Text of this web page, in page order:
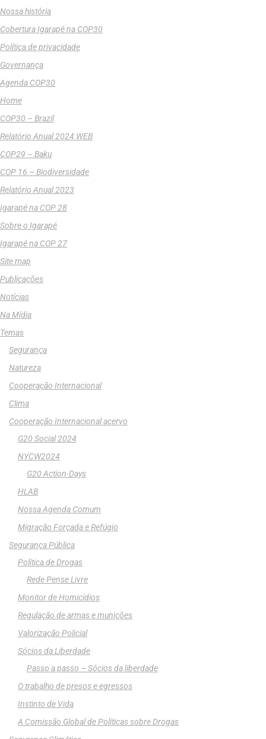
Nossa história
Cobertura Igarapé na COP30
Política de privacidade
Governança
Agenda COP30
Home
COP30 – Brazil
Relatório Anual 2024 WEB
COP29 – Baku
COP 16 – Biodiversidade
Relatório Anual 2023
Igarapé na COP 28
Sobre o Igarapé
Igarapé na COP 27
Site map
Publicações
Notícias
Na Mídia
Temas
Segurança
Natureza
Cooperação Internacional
Clima
Cooperação Internacional acervo
G20 Social 2024
NYCW2024
G20 Action-Days
HLAB
Nossa Agenda Comum
Migração Forçada e Refúgio
Segurança Pública
Política de Drogas
Rede Pense Livre
Monitor de Homicídios
Regulação de armas e munições
Valorização Policial
Sócios da Liberdade
Passo a passo – Sócios da liberdade
O trabalho de presos e egressos
Instinto de Vida
A Comissão Global de Políticas sobre Drogas